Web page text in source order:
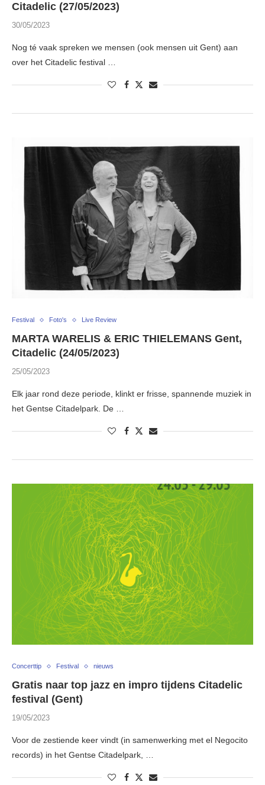
Citadelic (27/05/2023)
30/05/2023
Nog té vaak spreken we mensen (ook mensen uit Gent) aan
over het Citadelic festival …
Festival Foto's Live Review
MARTA WARELIS & ERIC THIELEMANS Gent,
Citadelic (24/05/2023)
25/05/2023
Elk jaar rond deze periode, klinkt er frisse, spannende muziek in
het Gentse Citadelpark. De …
Concerttip Festival nieuws
Gratis naar top jazz en impro tijdens Citadelic
festival (Gent)
19/05/2023
Voor de zestiende keer vindt (in samenwerking met el Negocito
records) in het Gentse Citadelpark, …